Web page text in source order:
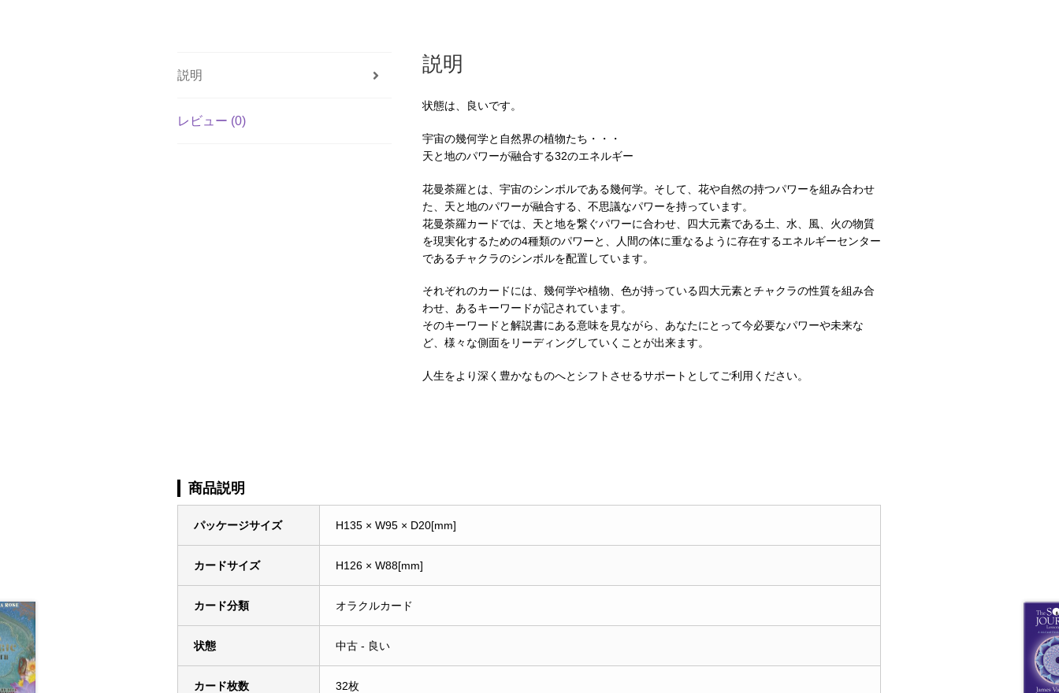
説明
レビュー (0)
説明
状態は、良いです。
宇宙の幾何学と自然界の植物たち・・・
天と地のパワーが融合する32のエネルギー
花曼荼羅とは、宇宙のシンボルである幾何学。そして、花や自然の持つパワーを組み合わせ
た、天と地のパワーが融合する、不思議なパワーを持っています。
花曼荼羅カードでは、天と地を繋ぐパワーに合わせ、四大元素である土、水、風、火の物質
を現実化するための4種類のパワーと、人間の体に重なるように存在するエネルギーセンター
であるチャクラのシンボルを配置しています。
それぞれのカードには、幾何学や植物、色が持っている四大元素とチャクラの性質を組み合
わせ、あるキーワードが記されています。
そのキーワードと解説書にある意味を見ながら、あなたにとって今必要なパワーや未来な
ど、様々な側面をリーディングしていくことが出来ます。
人生をより深く豊かなものへとシフトさせるサポートとしてご利用ください。
商品説明
パッケージサイズ H135 × W95 × D20[mm]
カードサイズ H126 × W88[mm]
カード分類 オラクルカード
状態 中古 - 良い
カード枚数 32枚